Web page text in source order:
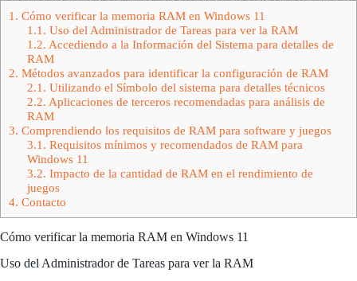
1. Cómo verificar la memoria RAM en Windows 11
1.1. Uso del Administrador de Tareas para ver la RAM
1.2. Accediendo a la Información del Sistema para detalles de
RAM
2. Métodos avanzados para identificar la configuración de RAM
2.1. Utilizando el Símbolo del sistema para detalles técnicos
2.2. Aplicaciones de terceros recomendadas para análisis de
RAM
3. Comprendiendo los requisitos de RAM para software y juegos
3.1. Requisitos mínimos y recomendados de RAM para
Windows 11
3.2. Impacto de la cantidad de RAM en el rendimiento de
juegos
4. Contacto
Cómo verificar la memoria RAM en Windows 11
Uso del Administrador de Tareas para ver la RAM